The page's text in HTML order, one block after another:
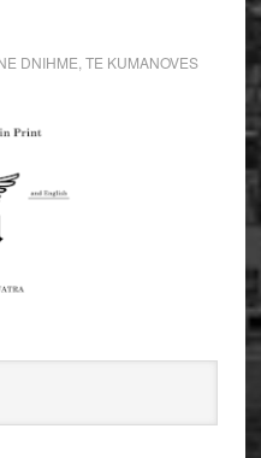
DNIHME TE KUMANOVES